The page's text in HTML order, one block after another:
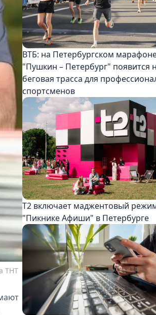
ТНТ
ВТБ: на Петербургском
"Пушкин – Петербург" появится
беговая трасса для
спортсменов
Т2 включает маджентовый
"Пикнике Афиши" в Петербурге